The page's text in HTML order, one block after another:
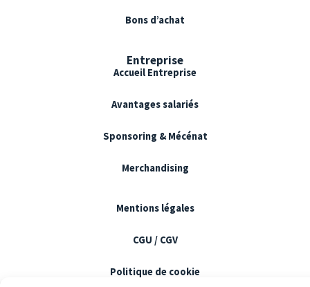
Bons d’achat
Entreprise
Accueil Entreprise
Avantages salariés
Sponsoring & Mécénat
Merchandising
Mentions légales
CGU / CGV
Politique de cookie